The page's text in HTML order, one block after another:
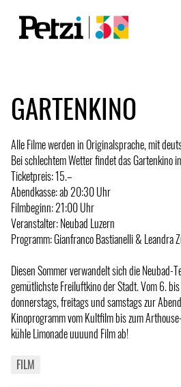
GARTENKINO
Alle Filme werden in Originalsprache, mit
Bei schlechtem Wetter findet das Gartenkino
Ticketpreis: 15.­–
Abendkasse: ab 20:30 Uhr
Filmbeginn: 21:00 Uhr
Veranstalter: Neubad Luzern
Programm: Gianfranco Bastianelli & Leandra
Diesen Sommer verwandelt sich die Neubad-
gemütlichste Freiluftkino der Stadt. Vom 6.
donnerstags, freitags und samstags zur
Kinoprogramm vom Kultfilm bis zum
kühle Limonade uuuund Film ab!
FILM